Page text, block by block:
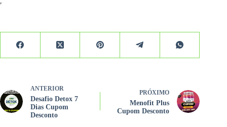
ANTERIOR
Desafio Detox 7
Dias Cupom
Desconto
PRÓXIMO
Menofit Plus
Cupom Desconto